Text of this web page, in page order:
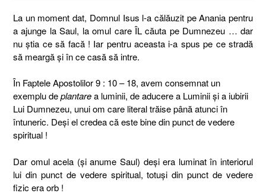
La un moment dat, Domnul Isus l-a călăuzit pe Anania pentru
a ajunge la Saul, la omul care ÎL căuta pe Dumnezeu … dar
nu știa ce să facă ! Iar pentru aceasta i-a spus pe ce stradă
să meargă și în ce casă să intre.
În Faptele Apostolilor 9 : 10 – 18, avem consemnat un
exemplu deplantarea luminii, de aducere a Luminii și a iubirii
Lui Dumnezeu, unui om care literal trăise până atunci în
întuneric. Deși el credea că este bine din punct de vedere
spiritual !
Dar omul acela (și anume Saul) deși era luminat în interiorul
lui din punct de vedere spiritual, totuși din punct de vedere
fizic era orb !